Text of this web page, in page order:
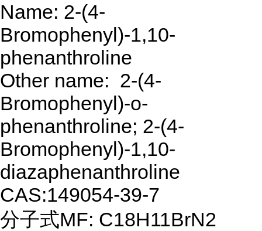
Name: 2-(4-
Bromophenyl)-1,10-
phenanthroline
Other name: 2-(4-
Bromophenyl)-o-
phenanthroline; 2-(4-
Bromophenyl)-1,10-
diazaphenanthroline
CAS:149054-39-7
分子式MF: C18H11BrN2